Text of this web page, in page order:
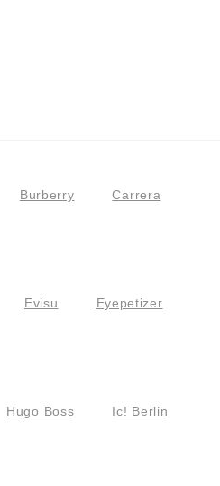
Burberry Carrera
Evisu Eyepetizer
Hugo Boss Ic! Berlin